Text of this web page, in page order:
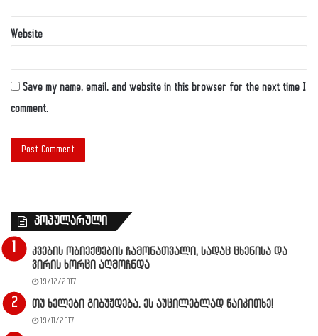
Website
Save my name, email, and website in this browser for the next time I
comment.
პოპულარული
კვების ობიექტების ჩამონათვალი, სადაც ცხენისა და
ვირის ხორცი აღმოჩნდა
19/12/2017
თუ ხელები გიბუჟდება, ეს აუცილებლად წაიკითხე!
19/11/2017